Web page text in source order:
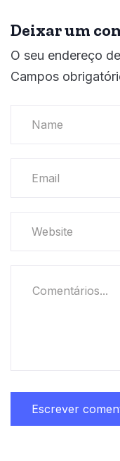
Deixar um
O seu endereço
Campos